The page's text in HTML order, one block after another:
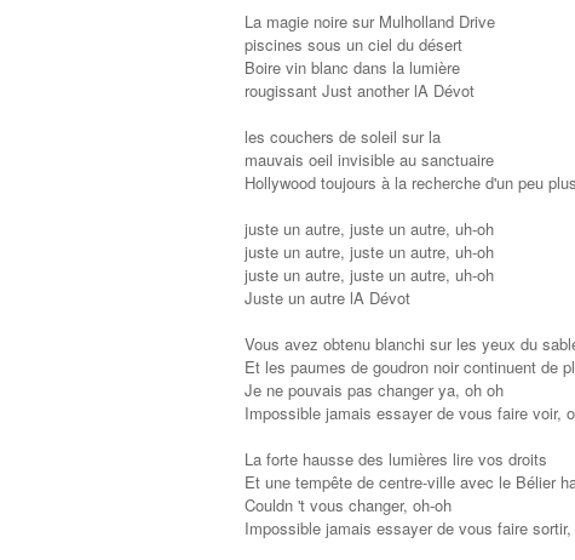
La magie noire sur Mulholland Drive
piscines sous un ciel du désert
Boire vin blanc dans la lumière
rougissant Just another lA Dévot
les couchers de soleil sur la
mauvais oeil invisible au sanctuaire
Hollywood toujours à la recherche d'un peu
juste un autre, juste un autre, uh-oh
juste un autre, juste un autre, uh-oh
juste un autre, juste un autre, uh-oh
Juste un autre lA Dévot
Vous avez obtenu blanchi sur les yeux du
Et les paumes de goudron noir continuent de
Je ne pouvais pas changer ya, oh oh
Impossible jamais essayer de vous faire voir,
La forte hausse des lumières lire vos droits
Et une tempête de centre-ville avec le Bélier
Couldn 't vous changer, oh-oh
Impossible jamais essayer de vous faire